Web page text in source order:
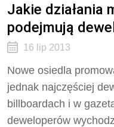
Jakie działania
podejmują
16 lip 2013
Nowe osiedla
jednak najczęściej
billboardach i w
deweloperów